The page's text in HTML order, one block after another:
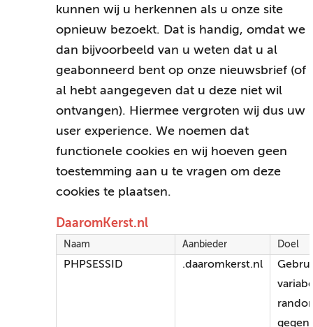
kunnen wij u herkennen als u onze site
opnieuw bezoekt. Dat is handig, omdat we
dan bijvoorbeeld van u weten dat u al
geabonneerd bent op onze nieuwsbrief (of
al hebt aangegeven dat u deze niet wil
ontvangen). Hiermee vergroten wij dus uw
user experience. We noemen dat
functionele cookies en wij hoeven geen
toestemming aan u te vragen om deze
cookies te plaatsen.
DaaromKerst.nl
Naam Aanbieder Doel
PHPSESSID .daaromkerst.nl